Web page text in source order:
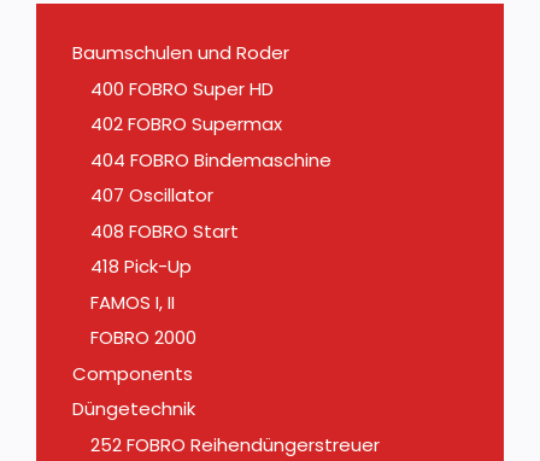
Baumschulen und Roder
400 FOBRO Super HD
402 FOBRO Supermax
404 FOBRO Bindemaschine
407 Oscillator
408 FOBRO Start
418 Pick-Up
FAMOS I, II
FOBRO 2000
Components
Düngetechnik
252 FOBRO Reihendüngerstreuer